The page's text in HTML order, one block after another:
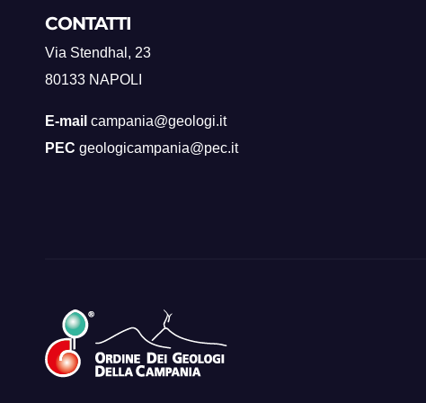
CONTATTI
Via Stendhal, 23
80133 NAPOLI
E-mail campania@geologi.it
PEC geologicampania@pec.it